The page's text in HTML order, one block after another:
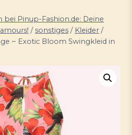
Pinup-Fashion.de: Deine
/ sonstiges / Kleider /
~ Exotic Bloom Swingkleid in